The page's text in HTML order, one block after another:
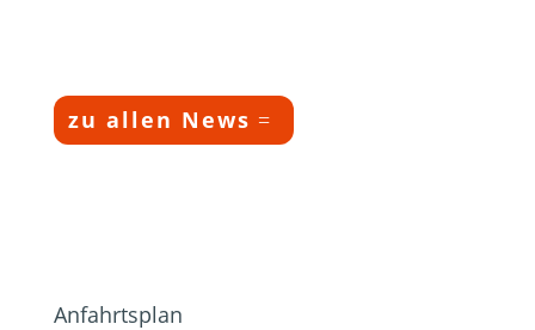
zu allen News
Anfahrtsplan